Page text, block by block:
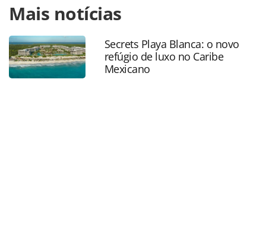
https://www.panrotas.com.br/mercado/pesquisas-e-
estatisticas/2023/07/midias-sociais-influenciam-
planejamento-de-ferias-diz-pesquisa_198455.html ou as
ferramentas oferecidas na página. Todo o conteúdo
produzido pela PANROTAS Editora é protegido pela
legislação brasileira sobre direito autoral. Não reproduza o
Mais notícias
Secrets Playa Blanca: o novo
refúgio de luxo no Caribe
Mexicano